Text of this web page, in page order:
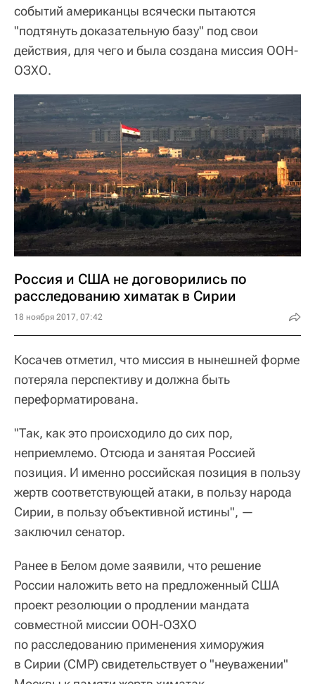
событий американцы всячески пытаются
"подтянуть доказательную базу" под свои
действия, для чего и была создана миссия ООН-
ОЗХО.
Россия и США не договорились по
расследованию химатак в Сирии
18 ноября 2017, 07:42
Косачев отметил, что миссия в нынешней форме
потеряла перспективу и должна быть
переформатирована.
"Так, как это происходило до сих пор,
неприемлемо. Отсюда и занятая Россией
позиция. И именно российская позиция в пользу
жертв соответствующей атаки, в пользу народа
Сирии, в пользу объективной истины", —
заключил сенатор.
Ранее в Белом доме заявили, что решение
России наложить вето на предложенный США
проект резолюции о продлении мандата
совместной миссии ООН-ОЗХО
по расследованию применения химоружия
в Сирии (СМР) свидетельствует о "неуважении"